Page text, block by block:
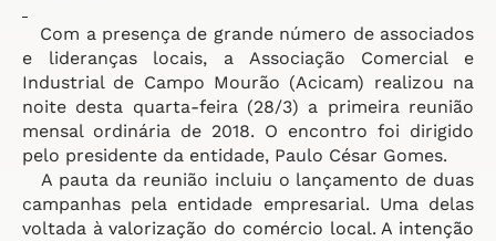
Com a presença de grande número de associados
e lideranças locais, a Associação Comercial e
Industrial de Campo Mourão (Acicam) realizou na
noite desta quarta-feira (28/3) a primeira reunião
mensal ordinária de 2018. O encontro foi dirigido
pelo presidente da entidade, Paulo César Gomes.
A pauta da reunião incluiu o lançamento de duas
campanhas pela entidade empresarial. Uma delas
voltada àvalorização do comércio local. A intenção